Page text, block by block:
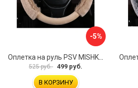
-5%
Оплетка на руль PSV MISHKA Premium 136099
525 руб. 499 руб.
В КОРЗИНУ